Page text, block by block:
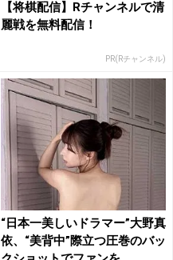
【将棋配信】Rチャンネルで清
麗戦を無料配信！
PR(Rチャンネル)
“日本一美しいドラマー”大野真
依、“美背中”際立つ圧巻のバッ